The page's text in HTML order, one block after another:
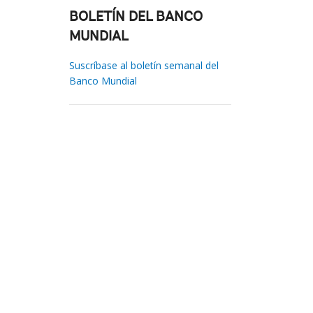
BOLETÍN DEL BANCO
MUNDIAL
Suscríbase al boletín semanal del
Banco Mundial